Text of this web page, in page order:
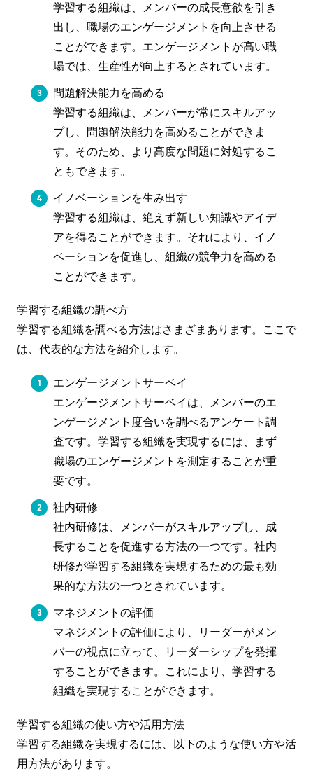
学習する組織は、メンバーの成長意欲を引き
出し、職場のエンゲージメントを向上させる
ことができます。エンゲージメントが高い職
場では、生産性が向上するとされています。
問題解決能力を高める
学習する組織は、メンバーが常にスキルアッ
プし、問題解決能力を高めることができま
す。そのため、より高度な問題に対処するこ
ともできます。
イノベーションを生み出す
学習する組織は、絶えず新しい知識やアイデ
アを得ることができます。それにより、イノ
ベーションを促進し、組織の競争力を高める
ことができます。
学習する組織の調べ方
学習する組織を調べる方法はさまざまあります。ここで
は、代表的な方法を紹介します。
エンゲージメントサーベイ
エンゲージメントサーベイは、メンバーのエ
ンゲージメント度合いを調べるアンケート調
査です。学習する組織を実現するには、まず
職場のエンゲージメントを測定することが重
要です。
社内研修
社内研修は、メンバーがスキルアップし、成
長することを促進する方法の一つです。社内
研修が学習する組織を実現するための最も効
果的な方法の一つとされています。
マネジメントの評価
マネジメントの評価により、リーダーがメン
バーの視点に立って、リーダーシップを発揮
することができます。これにより、学習する
組織を実現することができます。
学習する組織の使い方や活用方法
学習する組織を実現するには、以下のような使い方や活
用方法があります。